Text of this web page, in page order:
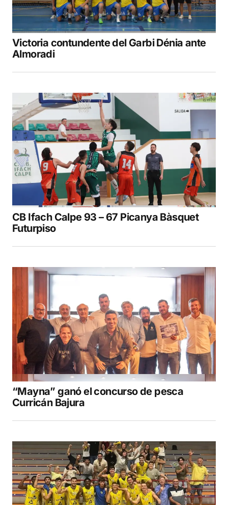
Victoria contundente del Garbi Dénia ante
Almoradi
CB Ifach Calpe 93 – 67 Picanya Bàsquet
Futurpiso
“Mayna” ganó el concurso de pesca
Curricán Bajura